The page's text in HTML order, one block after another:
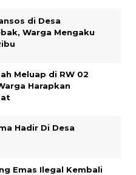
di Desa
Warga Mengaku
Meluap di RW 02
Harapkan
Hadir Di Desa
Emas Ilegal Kembali